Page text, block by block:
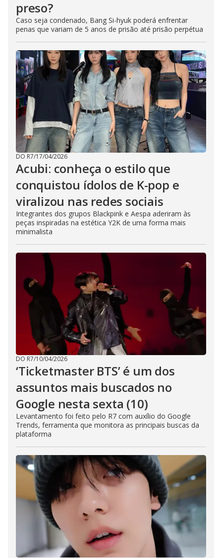
preso?
Caso seja condenado, Bang Si-hyuk poderá enfrentar
penas que variam de 5 anos de prisão até prisão perpétua
DO R7/17/04/2026
Acubi: conheça o estilo que
conquistou ídolos de K-pop e
viralizou nas redes sociais
Integrantes dos grupos Blackpink e Aespa aderiram às
peças inspiradas na estética Y2K de uma forma mais
minimalista
DO R7/10/04/2026
‘Ticketmaster BTS’ é um dos
assuntos mais buscados no
Google nesta sexta (10)
Levantamento foi feito pelo R7 com auxílio do Google
Trends, ferramenta que monitora as principais buscas da
plataforma